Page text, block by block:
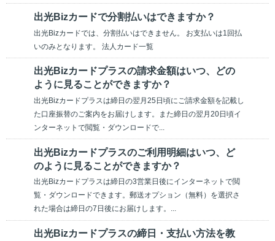
出光Bizカードで分割払いはできますか？
出光Bizカードでは、分割払いはできません。 お支払いは1回払
いのみとなります。 法人カード一覧
出光Bizカードプラスの請求金額はいつ、どの
ように見ることができますか？
出光Bizカードプラスは締日の翌月25日頃にご請求金額を記載し
た口座振替のご案内をお届けします。また締日の翌月20日頃イ
ンターネットで閲覧・ダウンロードで...
出光Bizカードプラスのご利用明細はいつ、ど
のように見ることができますか？
出光Bizカードプラスは締日の3営業日後にインターネットで閲
覧・ダウンロードできます。郵送オプション（無料）を選択さ
れた場合は締日の7日後にお届けします。...
出光Bizカードプラスの締日・支払い方法を教